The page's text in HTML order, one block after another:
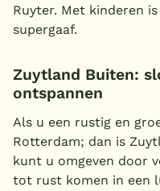
Blog
Ruyter. Met kinderen
supergaaf.
Zuytland Buiten:
ontspannen
Als u een rustig en
Rotterdam; dan is
kunt u omgeven door
tot rust komen in een